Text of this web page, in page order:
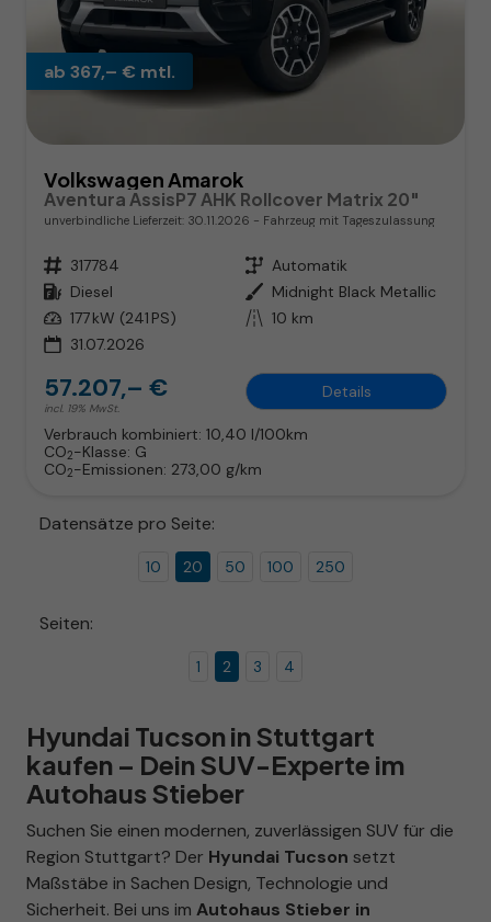
ab 367,– € mtl.
Volkswagen Amarok
Aventura AssisP7 AHK Rollcover Matrix 20"
unverbindliche Lieferzeit: 30.11.2026 Fahrzeug mit Tageszulassung
Fahrzeugnr. 317784 Getriebe Automatik
Kraftstoff Diesel Außenfarbe Midnight Black Metallic
Leistung 177 kW (241 PS) Kilometerstand 10 km
31.07.2026
57.207,– €
incl. 19% MwSt.
Details
Verbrauch kombiniert: 10,40 l/100km
CO2-Klasse: G
CO2-Emissionen: 273,00 g/km
Datensätze pro Seite:
10 20 50 100 250
Seiten:
1 2 3 4
Hyundai Tucson in Stuttgart
kaufen – Dein SUV-Experte im
Autohaus Stieber
Suchen Sie einen modernen, zuverlässigen SUV für die
Region Stuttgart? Der Hyundai Tucson setzt
Maßstäbe in Sachen Design, Technologie und
Sicherheit. Bei uns im Autohaus Stieber in